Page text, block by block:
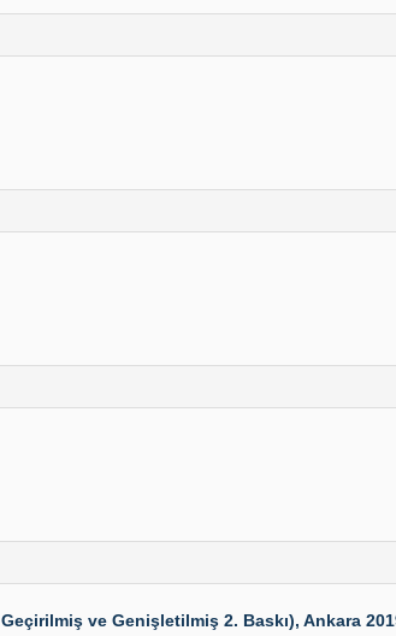
ve Genişletilmiş 2. Baskı), Ankara